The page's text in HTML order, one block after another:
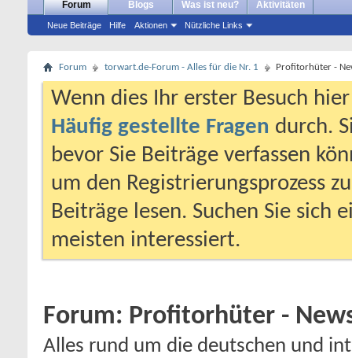
Forum
Neue Beiträge Hilfe Aktionen Nützliche Links
Blogs Was ist neu? Aktivitäten
Forum torwart.de-Forum - Alles für die Nr. 1 Profitorhüter -
Wenn dies Ihr erster Besuch
Häufig gestellte Fragen durch.
bevor Sie Beiträge verfassen
um den Registrierungsprozess
Beiträge lesen. Suchen Sie sich
meisten interessiert.
Forum: Profitorhüter -
Alles rund um die deutschen und